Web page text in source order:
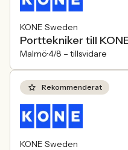
KONE Sweden
Porttekniker till
Malmö4/8 – tillsvidare
Rekommenderat
KONE Sweden